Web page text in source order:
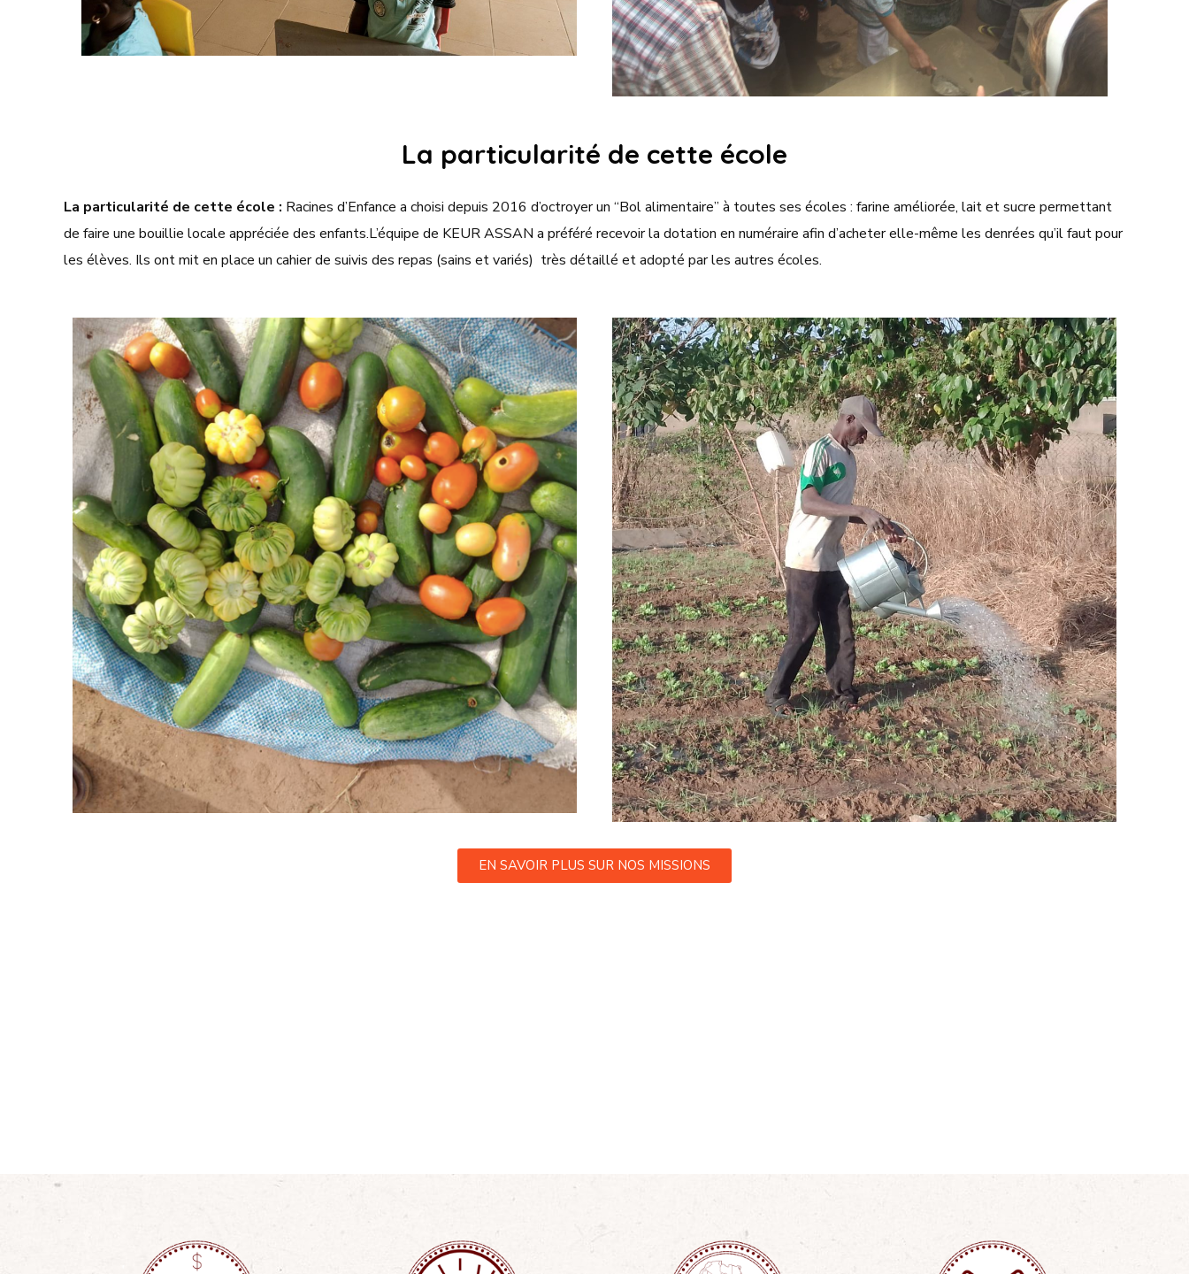
La particularité de cette école
La particularité de cette école : Racines d’Enfance a choisi depuis 2016 d’octroyer un “Bol alimentaire” à toutes ses écoles : farine améliorée, lait et sucre permettant
de faire une bouillie locale appréciée des enfants.L’équipe de KEUR ASSAN a préféré recevoir la dotation en numéraire afin d’acheter elle-même les denrées qu’il faut pour
les élèves. Ils ont mit en place un cahier de suivis des repas (sains et variés) très détaillé et adopté par les autres écoles.
EN SAVOIR PLUS SUR NOS MISSIONS